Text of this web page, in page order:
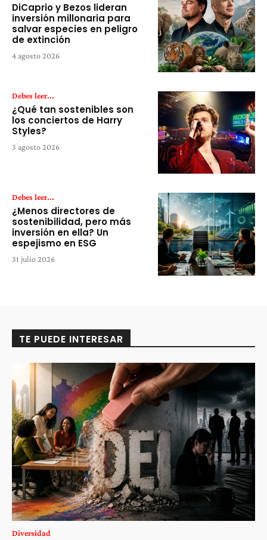
DiCaprio y Bezos lideran
inversión millonaria para
salvar especies en peligro
de extinción
4 agosto 2026
Debes leer...
¿Qué tan sostenibles son
los conciertos de Harry
Styles?
3 agosto 2026
Debes leer...
¿Menos directores de
sostenibilidad, pero más
inversión en ella? Un
espejismo en ESG
31 julio 2026
TE PUEDE INTERESAR
Diversidad